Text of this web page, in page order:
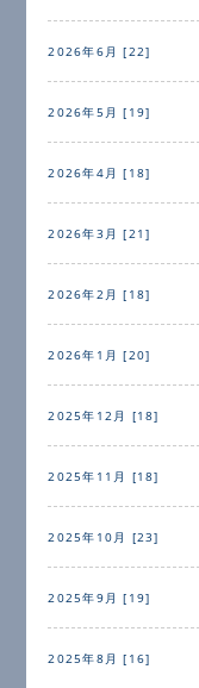
2026年6月 [22]
2026年5月 [19]
2026年4月 [18]
2026年3月 [21]
2026年2月 [18]
2026年1月 [20]
2025年12月 [18]
2025年11月 [18]
2025年10月 [23]
2025年9月 [19]
2025年8月 [16]